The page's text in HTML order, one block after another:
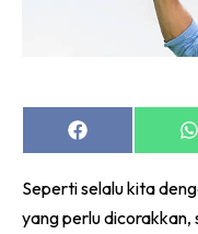
Share
on
Seperti selalu kita
yang perlu